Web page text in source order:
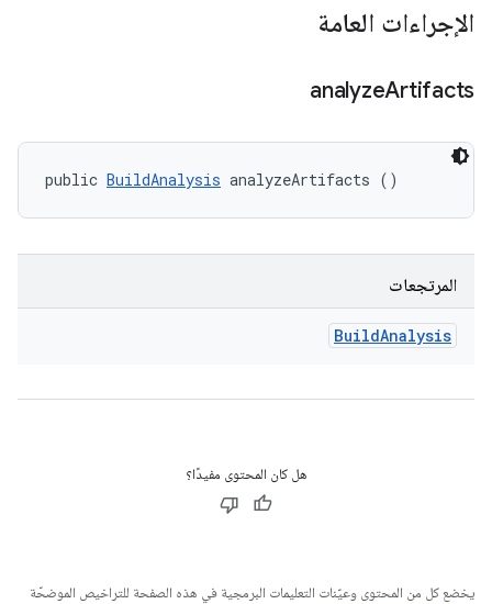
الإجراءات العامة
analyzeArtifacts
public BuildAnalysis analyzeArtifacts ()
المرتجعات
BuildAnalysis
هل كان المحتوى مفيدًا؟
يخضع كل من المحتوى وعيّنات التعليمات البرمجية في هذه الصفحة للتراخيص الموضحّة